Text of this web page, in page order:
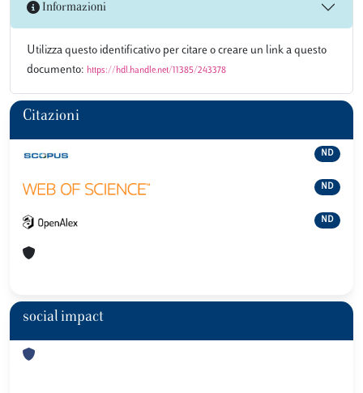
Informazioni
Utilizza questo identificativo per citare o creare un link a questo
documento: https://hdl.handle.net/11385/243378
Citazioni
ND
ND
ND
social impact